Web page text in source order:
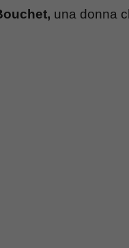
una donna